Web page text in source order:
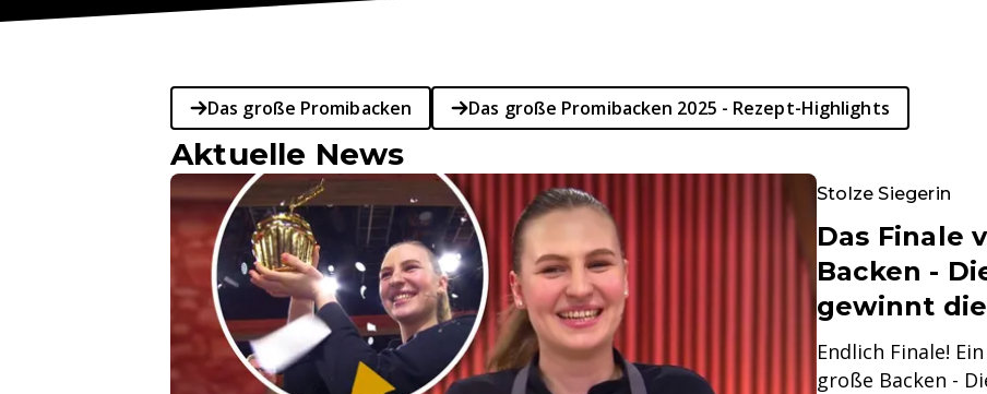
Das große Promibacken Das große Promibacken 2025 - Rezept-Highlights
Aktuelle News
Stolze Siegerin
Das Finale
Backen -
gewinnt
Endlich Finale!
große Backen -